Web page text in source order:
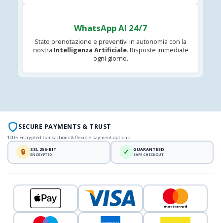
WhatsApp AI 24/7
Stato prenotazione e preventivi in autonomia con la
nostra Intelligenza Artificiale. Risposte immediate
ogni giorno.
SECURE PAYMENTS & TRUST
100% Encrypted transactions & flexible payment options
🔒 SSL 256-BIT
ENCRYPTED ✓ GUARANTEED
SAFE CHECKOUT